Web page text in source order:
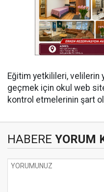
Eğitim yetkilileri, velilerin
geçmek için okul web
kontrol etmelerinin şart
HABERE YORUM